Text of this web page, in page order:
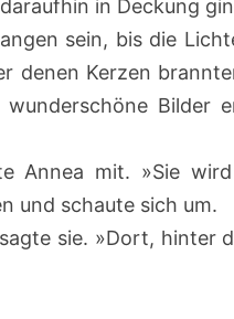
in Deckung
sein, bis die
denen Kerzen
Bilder
Annea mit. »Sie
und schaute sich um.
sie. »Dort, hinter